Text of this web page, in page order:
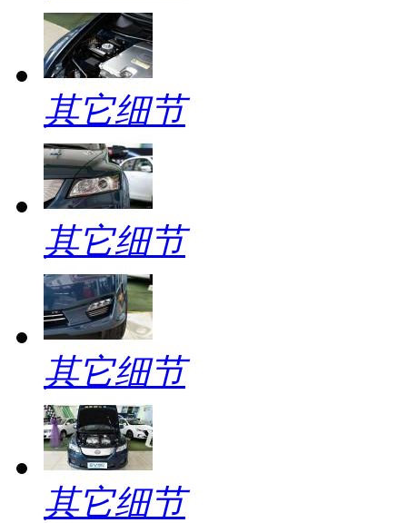
其它细节
其它细节
其它细节
其它细节